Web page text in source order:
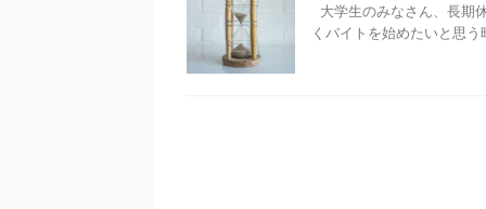
大学生のみなさん、長期
くバイトを始めたいと思